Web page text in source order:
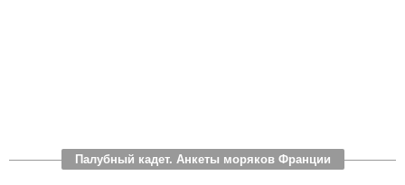
Палубный кадет. Анкеты моряков Франции